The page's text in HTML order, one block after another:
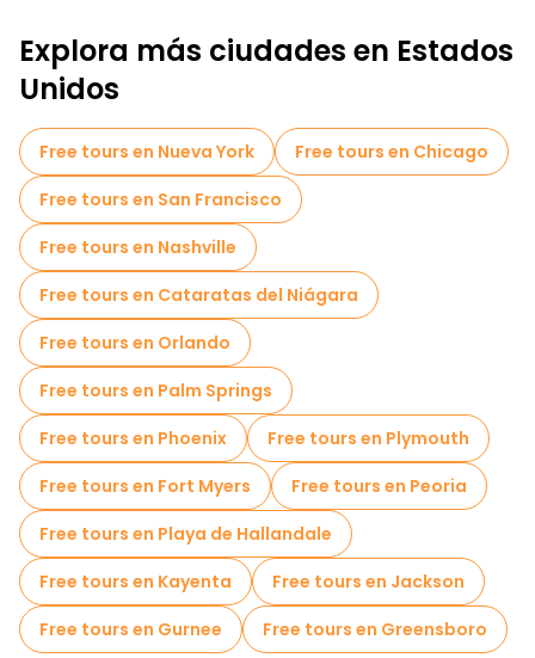
Explora más ciudades en Estados
Unidos
Free tours en Nueva York
Free tours en Chicago
Free tours en San Francisco
Free tours en Nashville
Free tours en Cataratas del Niágara
Free tours en Orlando
Free tours en Palm Springs
Free tours en Phoenix
Free tours en Plymouth
Free tours en Fort Myers
Free tours en Peoria
Free tours en Playa de Hallandale
Free tours en Kayenta
Free tours en Jackson
Free tours en Gurnee
Free tours en Greensboro